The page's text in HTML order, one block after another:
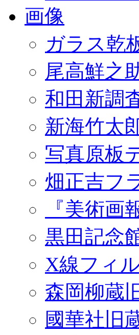
画像
ガラス乾
尾高鮮之
和田新調
新海竹太
写真原板
畑正吉フ
『美術
黒田記念
X線フィ
森岡柳蔵
國華社旧